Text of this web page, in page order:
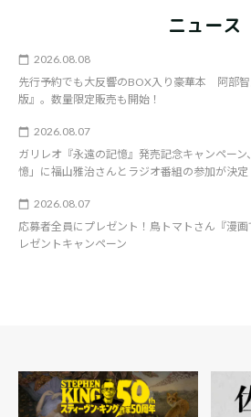
ニュース
2026.08.08
先行予約でも大反響のBOX入り豪華本 阿部
版』。数量限定販売も開始！
2026.08.07
ガリレオ『永遠の記憶』発売記念キャンペー
憶」に福山雅治さんとラジオ番組の参加が決定
2026.08.07
応募者全員にプレゼント！鳥トマトさん『漫
レゼントキャンペーン